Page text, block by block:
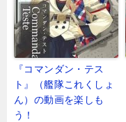
『コマンダン・テス
ト』（艦隊これくしょ
ん）の動画を楽しも
う！